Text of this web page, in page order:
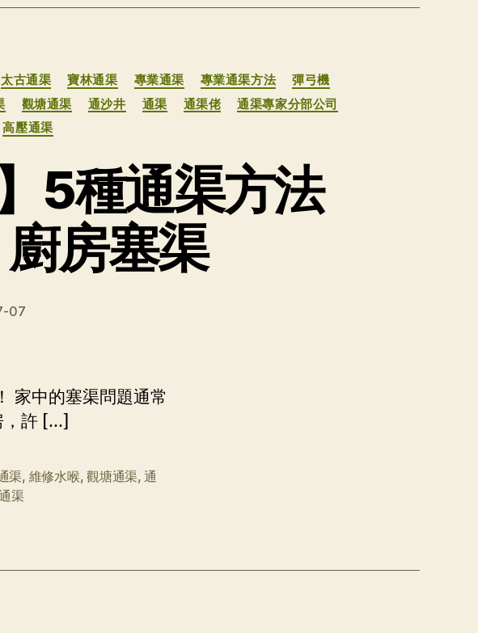
太古通渠 寶林通渠 專業通渠 專業通渠方法
彈弓機
觀塘通渠 通沙井 通渠 通渠佬
通渠專家分部公司
高壓通渠
5種通渠方法
房塞渠
07
家中的塞渠問題通常
，許 […]
渠, 維修水喉,觀塘通渠,通
渠